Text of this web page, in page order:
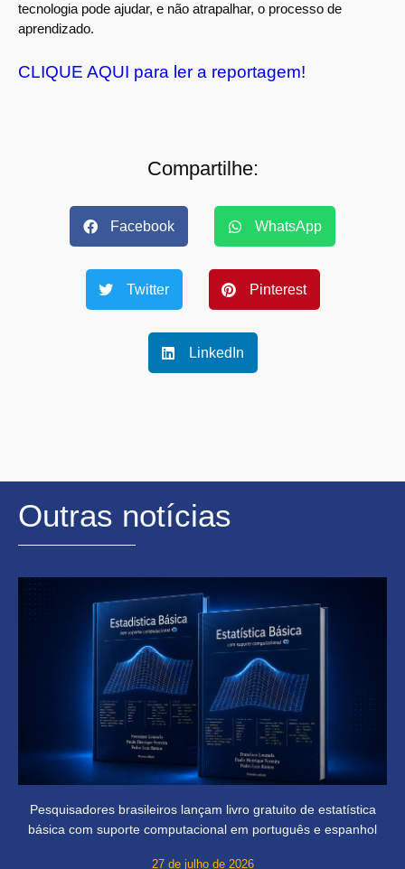
tecnologia pode ajudar, e não atrapalhar, o processo de
aprendizado.
CLIQUE AQUI para ler a reportagem!
Compartilhe:
Facebook WhatsApp
Twitter Pinterest
LinkedIn
Outras notícias
Pesquisadores brasileiros lançam livro gratuito de estatística
básica com suporte computacional em português e espanhol
27 de julho de 2026